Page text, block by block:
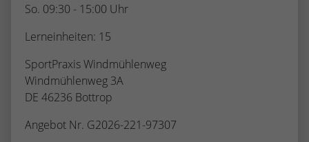
So. 09:30 - 15:00 Uhr
Lerneinheiten: 15
SportPraxis Windmühlenweg
Windmühlenweg 3A
DE 46236 Bottrop
Angebot Nr. G2026-221-97307